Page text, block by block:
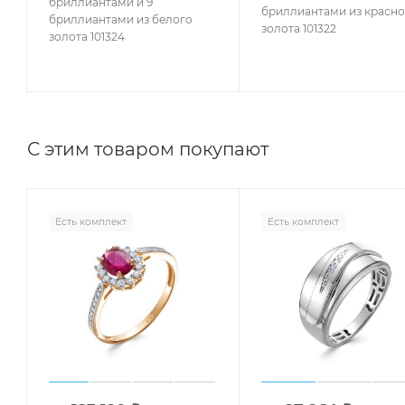
бриллиантами из белого
золота 101324
бриллиантами из
золота 101322
С этим товаром покупают
Есть комплект Есть комплект